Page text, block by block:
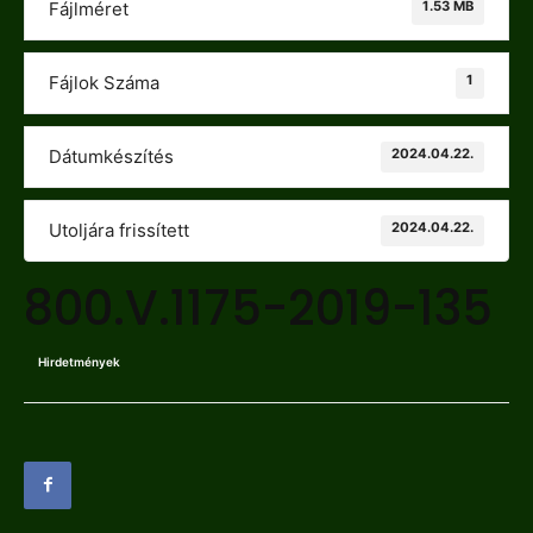
Fájlméret 1.53 MB
Fájlok Száma 1
Dátumkészítés 2024.04.22.
Utoljára frissített 2024.04.22.
800.V.1175-2019-135
Hirdetmények